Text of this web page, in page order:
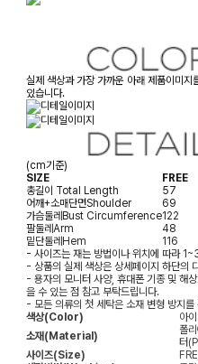
실제 색상과 가장 가까운 아래 제품이미
있습니다.
(cm기준)
SIZE
FREE
총길이 Total Length
57
어깨+소매단면Shoulder
69
가슴둘레Bust Circumference122
팔둘레Arm
48
밑단둘레Hem
116
- 사이즈는 재는 방법이나 위치에 따라
- 상품의 실제 색상은 상세페이지 하단의
- 용자의 모니터 사양, 휴대폰 기종 및 해
을 수 있는 점 참고 부탁드립니다.
- 모든 의류의 첫 세탁은 소재 변형 방지
색상(Color)
아
소재(Material)
폴
터
사이즈(Size)